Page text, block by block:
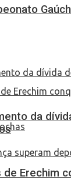
Erechim
da